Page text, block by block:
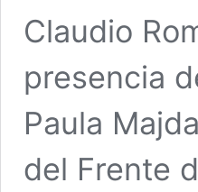
Claudio
presencia
Paula
del Frente